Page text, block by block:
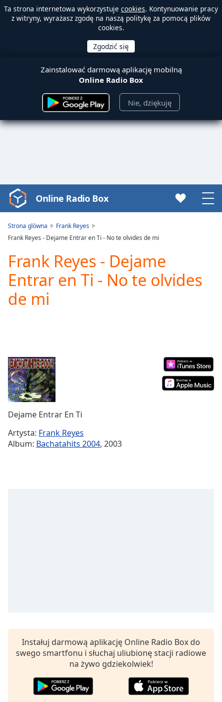
Ta strona internetowa wykorzystuje cookies. Kontynuowanie pracy
z witryny, wyrażasz zgodę na naszą politykę za pomocą plików
cookies.
Zainstalować darmową aplikację mobilną
Online Radio Box
Nie, dziękuję
Video
Player
loading.
Video
Play
Skip
Backward
Skip
Forward
Duration-:-
Loaded:
0.00%
Stream
TypeLIVE
Seek to
live,
currently
behind
liveLIVE
subtitles
subtitles
settings
Online Radio Box
Strona glówna
Frank Reyes
Frank Reyes - Dejame Entrar en Ti - No te olvides de mi
Frank Reyes - Dejame
Entrar en Ti - No te olvides
de mi
Dejame Entrar En Ti
Artysta: Frank Reyes
Album: Bachatahits 2004, 2003
Instałuj darmową aplikację Online Radio Box do
swego smartfonu i słuchaj uliubionę stacji radiowe
na żywo gdziekolwiek!